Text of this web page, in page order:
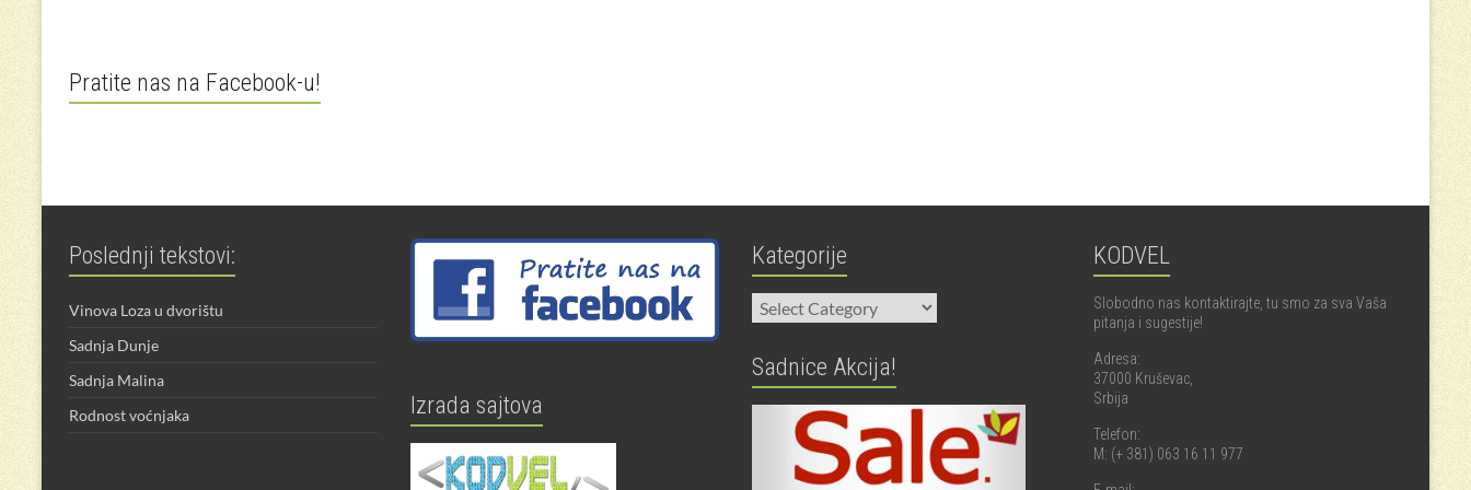
Pratite nas na Facebook-u!
Poslednji tekstovi:
Vinova Loza u dvorištu
Sadnja Dunje
Sadnja Malina
Rodnost voćnjaka
Izrada sajtova
Kategorije
Kategorije
Sadnice Akcija!
KODVEL
Slobodno nas kontaktirajte, tu smo za sva Vaša
pitanja i sugestije!
Adresa:
37000 Kruševac,
Srbija
Telefon:
M: (+ 381) 063 16 11 977